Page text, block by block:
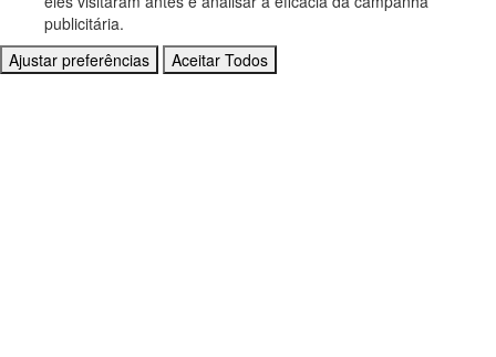
publicitária.
Ajustar preferências
Aceitar Todos